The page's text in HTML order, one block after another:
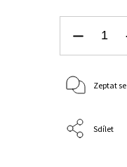
Zeptat se
Sdílet